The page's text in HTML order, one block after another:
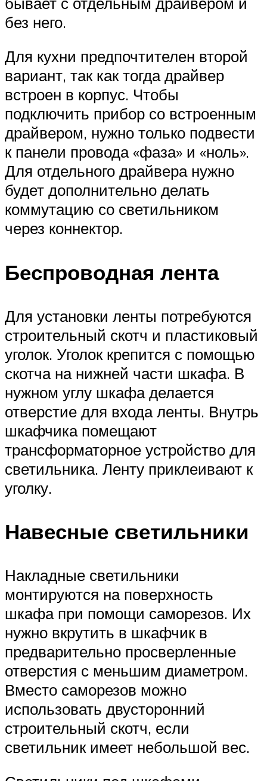
без него.
Для кухни предпочтителен второй
вариант, так как тогда драйвер
встроен в корпус. Чтобы
подключить прибор со встроенным
драйвером, нужно только подвести
к панели провода «фаза» и «ноль».
Для отдельного драйвера нужно
будет дополнительно делать
коммутацию со светильником
через коннектор.
Беспроводная лента
Для установки ленты потребуются
строительный скотч и пластиковый
уголок. Уголок крепится с помощью
скотча на нижней части шкафа. В
нужном углу шкафа делается
отверстие для входа ленты. Внутрь
шкафчика помещают
трансформаторное устройство для
светильника. Ленту приклеивают к
уголку.
Навесные светильники
Накладные светильники
монтируются на поверхность
шкафа при помощи саморезов. Их
нужно вкрутить в шкафчик в
предварительно просверленные
отверстия с меньшим диаметром.
Вместо саморезов можно
использовать двусторонний
строительный скотч, если
светильник имеет небольшой вес.